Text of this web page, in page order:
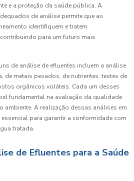
e a proteção da saúde pública. A
de análise permite que as
identifiquem e tratem
para um futuro mais
de análise de efluentes incluem a análise
metais pesados, de nutrientes, testes de
orgânicos voláteis. Cada um desses
fundamental na avaliação da qualidade
ambiente. A realização dessas análises em
para garantir a conformidade com
tratada.
de Efluentes para a Saúde